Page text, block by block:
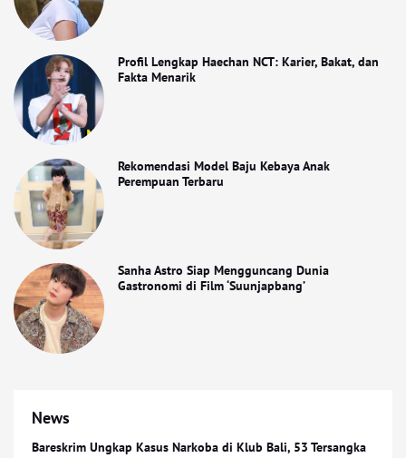
Profil Lengkap Haechan NCT: Karier, Bakat, dan
Fakta Menarik
Rekomendasi Model Baju Kebaya Anak
Perempuan Terbaru
Sanha Astro Siap Mengguncang Dunia
Gastronomi di Film ‘Suunjapbang’
News
Bareskrim Ungkap Kasus Narkoba di Klub Bali, 53 Tersangka